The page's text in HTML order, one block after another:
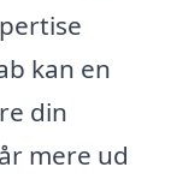
kan en
din
mere ud